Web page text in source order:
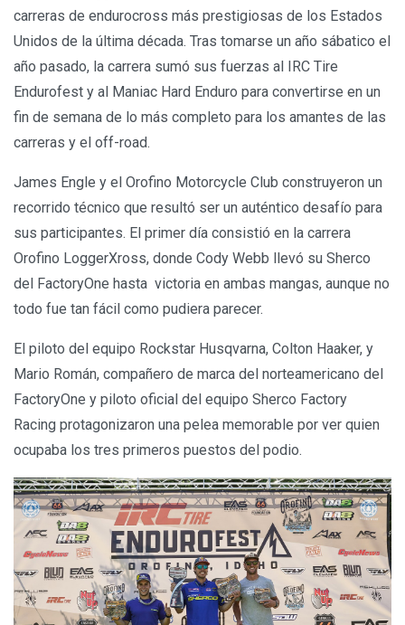
carreras de endurocross más prestigiosas de los Estados
Unidos de la última década. Tras tomarse un año sábatico el
año pasado, la carrera sumó sus fuerzas al IRC Tire
Endurofest y al Maniac Hard Enduro para convertirse en un
fin de semana de lo más completo para los amantes de las
carreras y el off-road.
James Engle y el Orofino Motorcycle Club construyeron un
recorrido técnico que resultó ser un auténtico desafío para
sus participantes. El primer día consistió en la carrera
Orofino LoggerXross, donde Cody Webb llevó su Sherco
del FactoryOne hasta victoria en ambas mangas, aunque no
todo fue tan fácil como pudiera parecer.
El piloto del equipo Rockstar Husqvarna, Colton Haaker, y
Mario Román, compañero de marca del norteamericano del
FactoryOne y piloto oficial del equipo Sherco Factory
Racing protagonizaron una pelea memorable por ver quien
ocupaba los tres primeros puestos del podio.